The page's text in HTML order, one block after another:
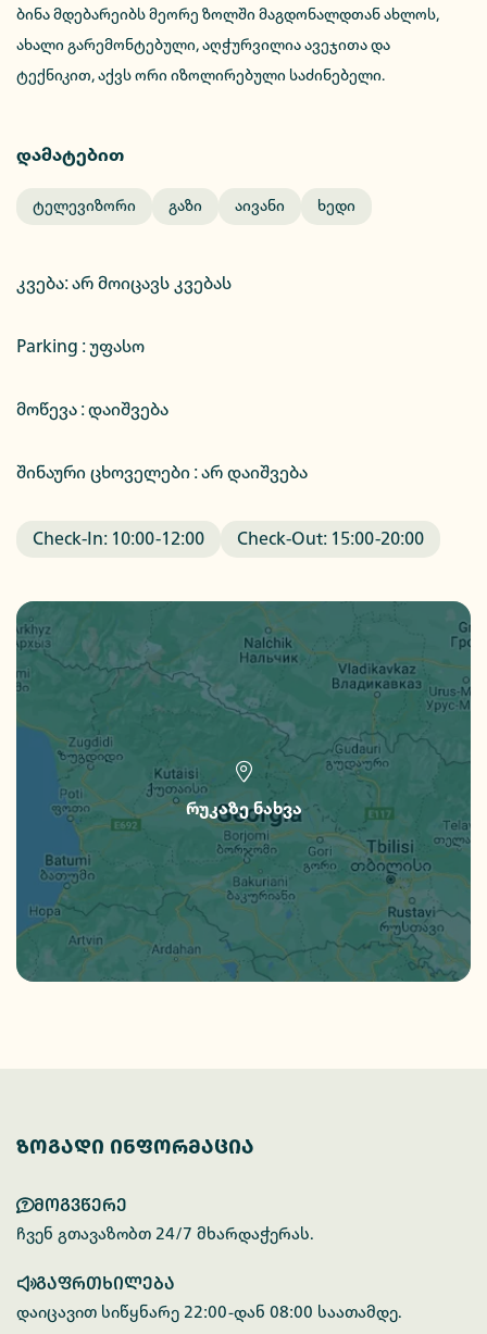
ბინა მდებარეიბს მეორე ზოლში მაგდონალდთან ახლოს,
ახალი გარემონტებული, აღჭურვილია ავეჯითა და
ტექნიკით, აქვს ორი იზოლირებული საძინებელი.
დამატებით
Ტელევიზორი Გაზი Აივანი Ხედი
კვება:არ მოიცავს კვებას
Parking :უფასო
მოწევა : დაიშვება
შინაური ცხოველები : არ დაიშვება
Check-In: 10:00-12:00 Check-Out: 15:00-20:00
რუკაზე ნახვა
ზოგადი ინფორმაცია
მოგვწერე
ჩვენ გთავაზობთ 24/7 მხარდაჭერას.
გაფრთხილება
დაიცავით სიწყნარე 22:00-დან 08:00 საათამდე.